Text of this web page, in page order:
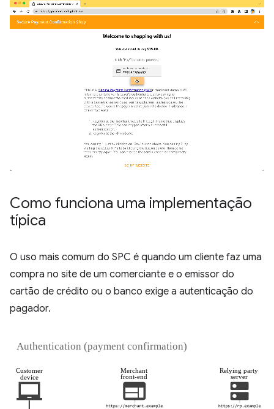
Como funciona uma implementação
típica
O uso mais comum do SPC é quando um cliente faz uma
compra no site de um comerciante e o emissor do
cartão de crédito ou o banco exige a autenticação do
pagador.